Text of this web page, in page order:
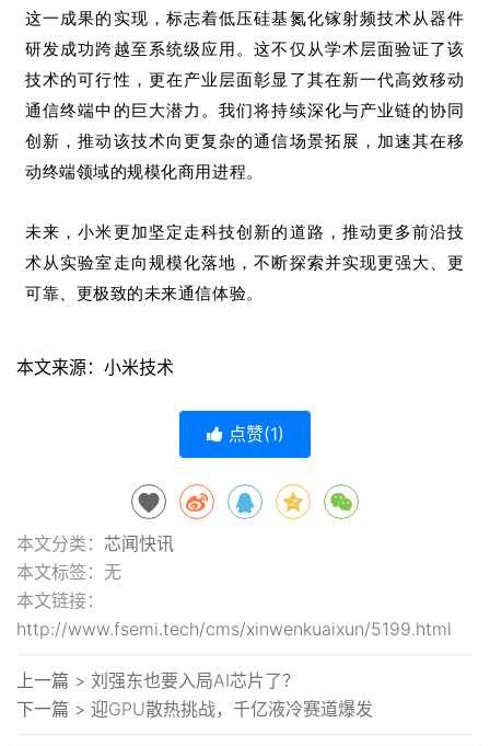
这一成果的实现，标志着低压硅基氮化镓射频技术从器件
研发成功跨越至系统级应用。这不仅从学术层面验证了该
技术的可行性，更在产业层面彰显了其在新一代高效移动
通信终端中的巨大潜力。我们将持续深化与产业链的协同
创新，推动该技术向更复杂的通信场景拓展，加速其在移
动终端领域的规模化商用进程。
未来，小米更加坚定走科技创新的道路，推动更多前沿技
术从实验室走向规模化落地，不断探索并实现更强大、更
可靠、更极致的未来通信体验。
本文来源：小米技术
点赞(1)
本文分类： 芯闻快讯
本文标签：无
本文链接：
http://www.fsemi.tech/cms/xinwenkuaixun/5199.html
上一篇 > 刘强东也要入局AI芯片了？
下一篇 > 迎GPU散热挑战，千亿液冷赛道爆发